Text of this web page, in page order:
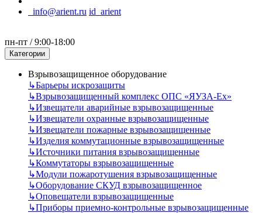
info@arient.ru id_arient
пн-пт / 9:00-18:00
Категории
Взрывозащищенное оборудование
↳Барьеры искрозащиты
↳Взрывозащищенный комплекс ОПС «ЯУЗА-Ех»
↳Извещатели аварийные взрывозащищенные
↳Извещатели охранные взрывозащищенные
↳Извещатели пожарные взрывозащищенные
↳Изделия коммутационные взрывозащищенные
↳Источники питания взрывозащищенные
↳Коммутаторы взрывозащищенные
↳Модули пожаротушения взрывозащищенные
↳Оборудование СКУД взрывозащищенное
↳Оповещатели взрывозащищенные
↳Приборы приемно-контрольные взрывозащищенные